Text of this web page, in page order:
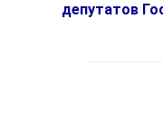
депутатов